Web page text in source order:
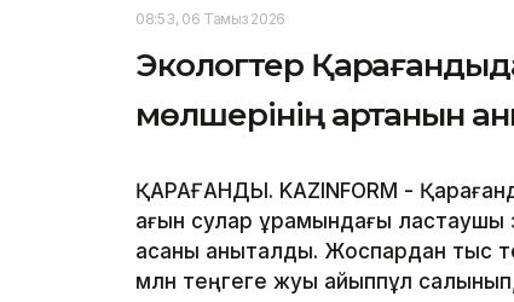
08:53, 06 Тамыз 2026
Экологтер
мөлшерінің артқанын
ҚАРАҒАНДЫ. KAZINFORM -
ағын сулар құрамындағы ластаушы
асқаны анықталды. Жоспардан тыс
млн теңгеге жуық айыппұл